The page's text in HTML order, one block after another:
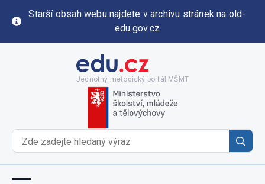
Starší obsah webu najdete v archivu stránek na old-
edu.gov.cz
Jednotný metodický portál MŠMT
for: